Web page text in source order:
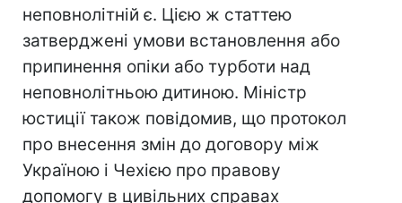
неповнолітній є. Цією ж статтею
затверджені умови встановлення або
припинення опіки або турботи над
неповнолітньою дитиною. Міністр
юстиції також повідомив, що протокол
про внесення змін до договору між
Україною і Чехією про правову
допомогу в цивільних справах